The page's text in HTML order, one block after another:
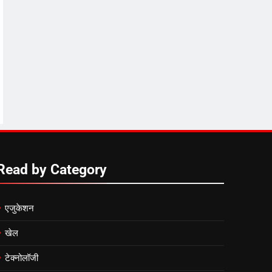
by Category
एजुकेशन
खेल
टेक्नोलॉजी